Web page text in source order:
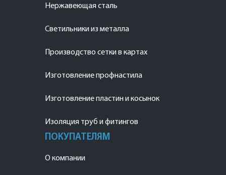
Нержавеющая сталь
Светильники из металла
Производство сетки в картах
Изготовление профнастила
Изготовление пластин и косынок
Изоляция труб и фитингов
ПОКУПАТЕЛЯМ
О компании